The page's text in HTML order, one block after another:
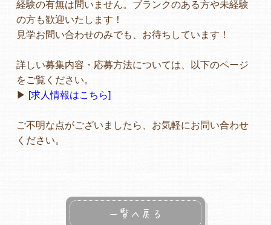
在園児保護者の方へ
採用情報
よくあるご質問
ヒーローズにしのみや保育園
経験の有無は問いません。ブランクのある方や未経験
の方も歓迎いたします！
見学お問い合わせのみでも、お待ちしています！
詳しい募集内容・応募方法については、以下のページ
をご覧ください。
▶︎ [求人情報はこちら]
ご不明な点がございましたら、お気軽にお問い合わせ
ください。
一覧へ戻る